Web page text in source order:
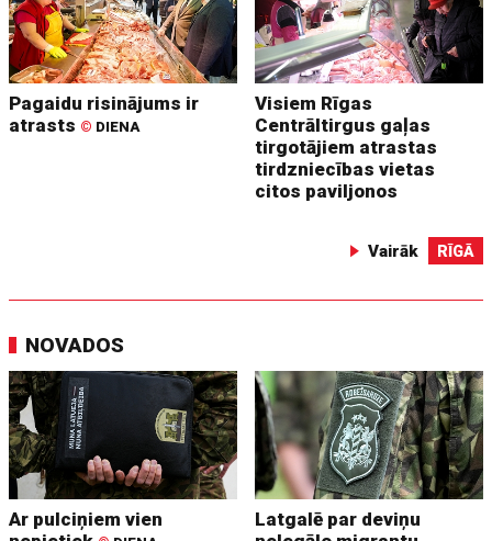
Pagaidu risinājums ir
atrasts © DIENA
Visiem Rīgas
Centrāltirgus gaļas
tirgotājiem atrastas
tirdzniecības vietas
citos paviljonos
Vairāk RĪGĀ
NOVADOS
Ar pulciņiem vien
Latgalē par deviņu